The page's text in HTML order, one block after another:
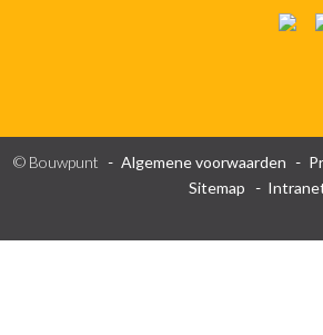
© Bouwpunt Algemene voorwaarden
Sitemap